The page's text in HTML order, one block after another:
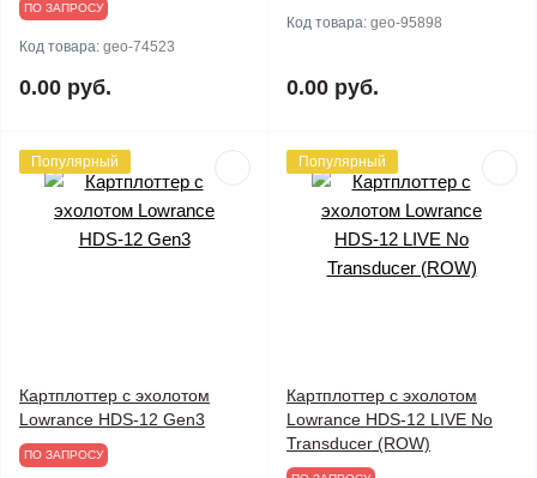
ПО ЗАПРОСУ
Код товара: geo-74523
0.00 руб.
Код товара: geo-95898
0.00 руб.
Популярный
Картплоттер с эхолотом
Lowrance HDS-12 Gen3
ПО ЗАПРОСУ
Популярный
Картплоттер с эхолотом
Lowrance HDS-12 LIVE No
Transducer (ROW)